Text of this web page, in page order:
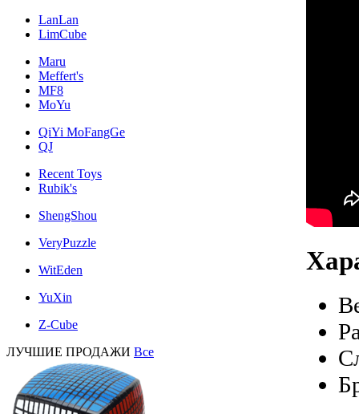
LanLan
LimCube
Maru
Meffert's
MF8
MoYu
QiYi MoFangGe
QJ
Recent Toys
Rubik's
ShengShou
VeryPuzzle
WitEden
YuXin
Z-Cube
ЛУЧШИЕ ПРОДАЖИ Все